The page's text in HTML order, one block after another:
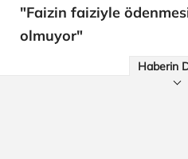
"Faizin faiziyle
olmuyor"
Haberin